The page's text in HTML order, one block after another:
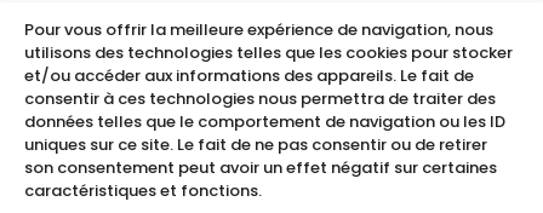
Pour vous offrir la meilleure expérience de navigation, nous
utilisons des technologies telles que les cookies pour stocker
et/ou accéder aux informations des appareils. Le fait de
consentir à ces technologies nous permettra de traiter des
données telles que le comportement de navigation ou les ID
uniques sur ce site. Le fait de ne pas consentir ou de retirer
son consentement peut avoir un effet négatif sur certaines
caractéristiques et fonctions.
CGU
Mentions légales
Politique de cookies (UE)
COMPACT